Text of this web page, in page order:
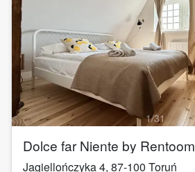
1/31
Dolce far Niente by Rentoom
Jagiellończyka 4, 87-100 Toruń